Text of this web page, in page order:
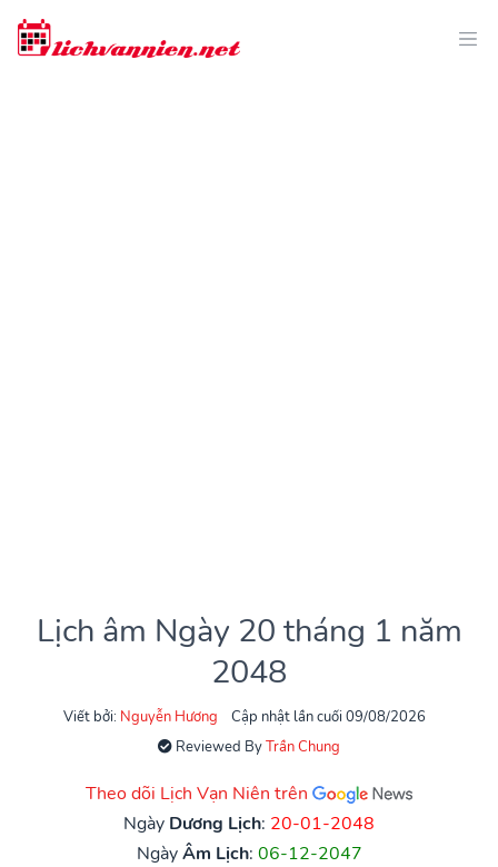
Lịch âm Ngày 20 tháng 1 năm
2048
Viết bởi: Nguyễn Hương
Cập nhật lần cuối 09/08/2026
Reviewed ByTrần Chung
Theo dõi Lịch Vạn Niên trên
Ngày Dương Lịch: 20-01-2048
NgàyÂm Lịch: 06-12-2047